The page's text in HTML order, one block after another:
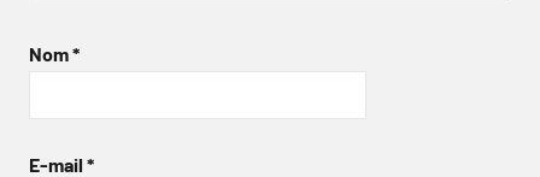
Nom*
E-mail *